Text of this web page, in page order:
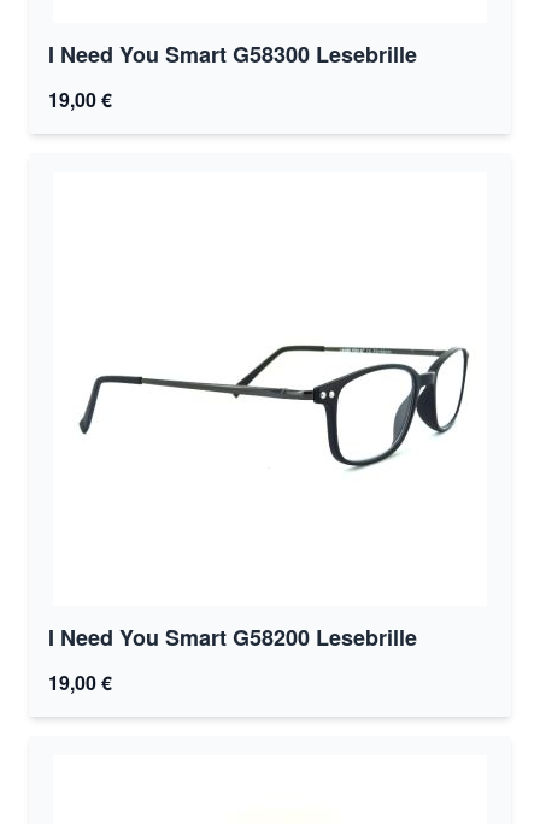
I Need You Smart G58300 Lesebrille
19,00 €
I Need You Smart G58200 Lesebrille
19,00 €